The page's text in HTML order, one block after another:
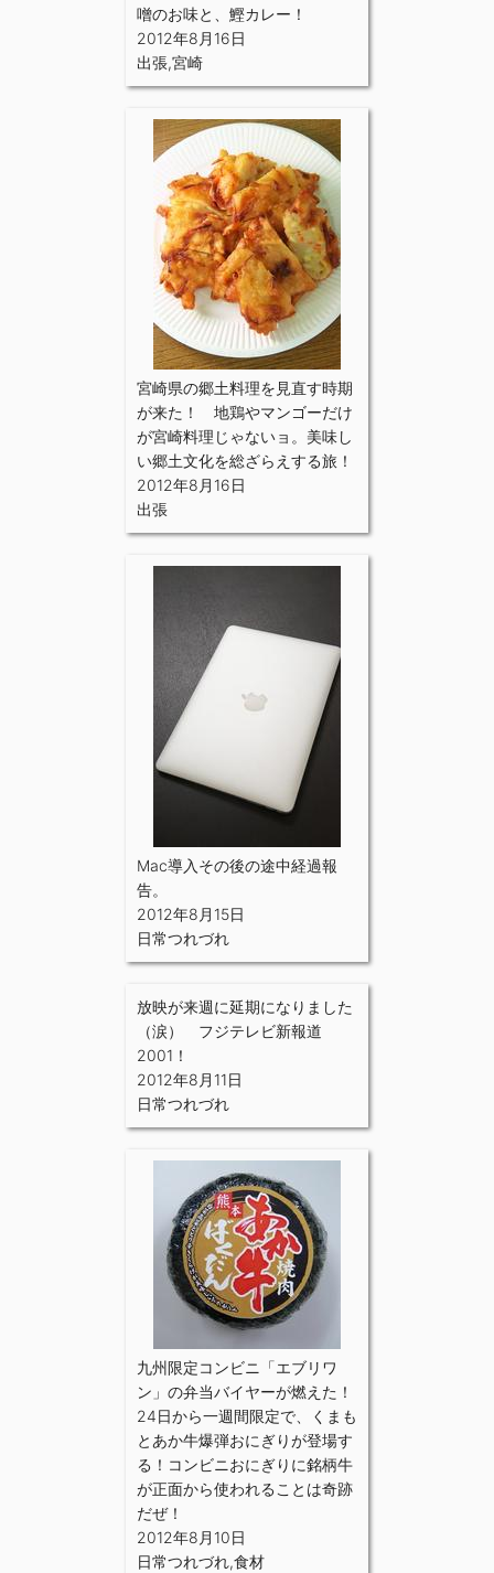
噌のお味と、鰹カレー！
2012年8月16日
出張,宮崎
宮崎県の郷土料理を見直す時期
が来た！ 地鶏やマンゴーだけ
が宮崎料理じゃないョ。美味し
い郷土文化を総ざらえする旅！
2012年8月16日
出張
Mac導入その後の途中経過報
告。
2012年8月15日
日常つれづれ
放映が来週に延期になりました
（涙） フジテレビ新報道
2001！
2012年8月11日
日常つれづれ
九州限定コンビニ「エブリワ
ン」の弁当バイヤーが燃えた！
24日から一週間限定で、くまも
とあか牛爆弾おにぎりが登場す
る！コンビニおにぎりに銘柄牛
が正面から使われることは奇跡
だぜ！
2012年8月10日
日常つれづれ,食材